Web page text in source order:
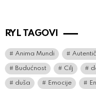
RYL TAGOVI
Anima Mundi
Budućnost Cilj
duša Emocije